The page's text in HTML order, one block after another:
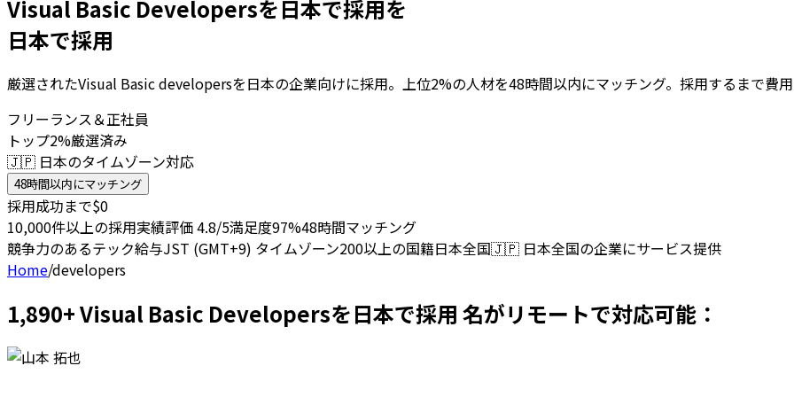
Visual Basic Developersを日本で採用を
日本で採用
厳選されたVisual Basic developersを日本の企業向けに採用。上位2%の人材を48時間以内にマッチング。採用するまで費
フリーランス＆正社員
トップ2%厳選済み
🇯🇵 日本のタイムゾーン対応
48時間以内にマッチング
採用成功まで$0
10,000件以上の採用実績評価 4.8/5満足度97%48時間マッチング
競争力のあるテック給与JST (GMT+9) タイムゾーン200以上の国籍日本全国🇯🇵 日本全国の企業にサービス提供
Home/developers
1,890+ Visual Basic Developersを日本で採用 名がリモートで対応可能：